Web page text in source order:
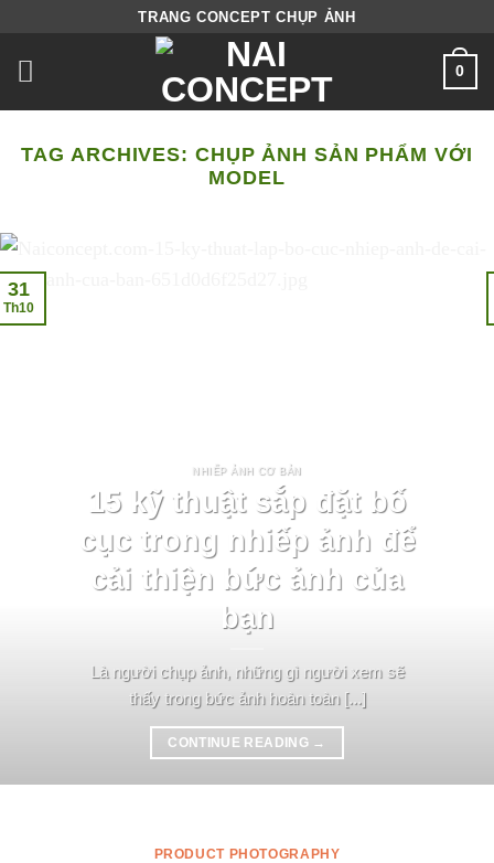
content
TRANG CONCEPT CHỤP ẢNH
0
TAG ARCHIVES: CHỤP ẢNH SẢN PHẨM VỚI
MODEL
NHIẾP ẢNH CƠ BẢN
15 kỹ thuật sắp đặt bố
cục trong nhiếp ảnh để
cải thiện bức ảnh của
bạn
Là người chụp ảnh, những gì người xem sẽ
thấy trong bức ảnh hoàn toàn [...]
CONTINUE READING →
31
Th10
PRODUCT PHOTOGRAPHY